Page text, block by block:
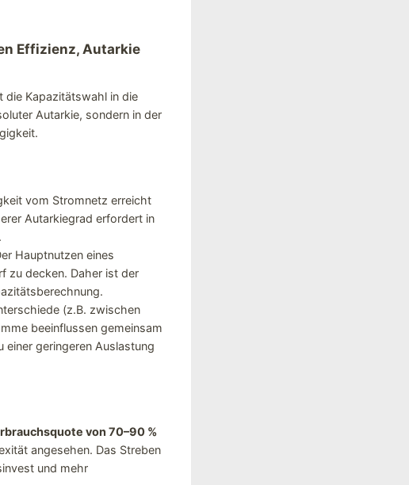
Effizienz, Autarkie
die Kapazitätswahl in die
Autarkie, sondern in der
vom Stromnetz erreicht
Autarkiegrad erfordert in
Hauptnutzen eines
zu decken. Daher ist der
(z.B. zwischen
beeinflussen gemeinsam
geringeren Auslastung
von 70–90 %
angesehen. Das Streben
und mehr